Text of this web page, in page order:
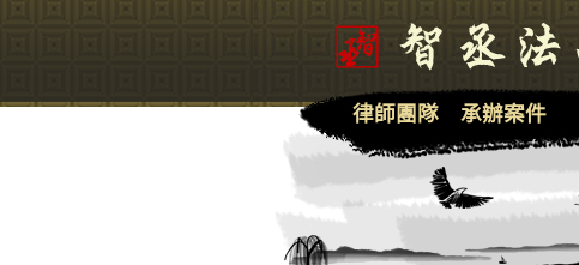
律師團隊 承辦案件